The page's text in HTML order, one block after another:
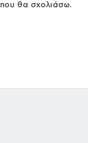
θα σχολιάσω.